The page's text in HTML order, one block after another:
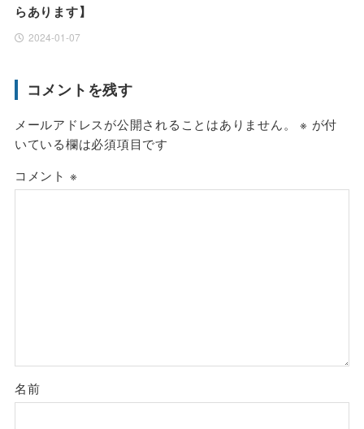
らあります】
2024-01-07
コメントを残す
メールアドレスが公開されることはありません。 ※ が付
いている欄は必須項目です
コメント ※
名前